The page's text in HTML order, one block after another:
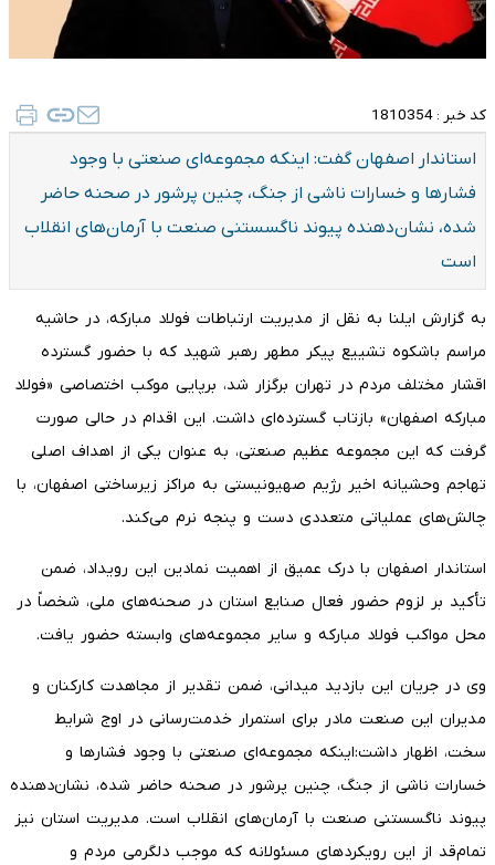
کد خبر : 1810354
استاندار اصفهان گفت: اینکه مجموعه‌ای صنعتی با وجود
فشارها و خسارات ناشی از جنگ، چنین پرشور در صحنه حاضر
شده، نشان‌دهنده پیوند ناگسستنی صنعت با آرمان‌های انقلاب
است
به گزارش ایلنا به نقل از مدیریت ارتباطات فولاد مبارکه، در حاشیه
مراسم باشکوه تشییع پیکر مطهر رهبر شهید که با حضور گسترده
اقشار مختلف مردم در تهران برگزار شد، برپایی موکب اختصاصی «فولاد
مبارکه اصفهان» بازتاب گسترده‌ای داشت. این اقدام در حالی صورت
گرفت که این مجموعه عظیم صنعتی، به عنوان یکی از اهداف اصلی
تهاجم وحشیانه اخیر رژیم صهیونیستی به مراکز زیرساختی اصفهان، با
چالش‌های عملیاتی متعددی دست‌ و پنجه نرم می‌کند.
استاندار اصفهان با درک عمیق از اهمیت نمادین این رویداد، ضمن
تأکید بر لزوم حضور فعال صنایع استان در صحنه‌های ملی، شخصاً در
محل مواکب فولاد مبارکه و سایر مجموعه‌های وابسته حضور یافت.
​وی در جریان این بازدید میدانی، ضمن تقدیر از مجاهدت کارکنان و
مدیران این صنعت مادر برای استمرار خدمت‌رسانی در اوج شرایط
سخت، اظهار داشت:اینکه مجموعه‌ای صنعتی با وجود فشارها و
خسارات ناشی از جنگ، چنین پرشور در صحنه حاضر شده، نشان‌دهنده
پیوند ناگسستنی صنعت با آرمان‌های انقلاب است. مدیریت استان نیز
تمام‌قد از این رویکردهای مسئولانه که موجب دلگرمی مردم و